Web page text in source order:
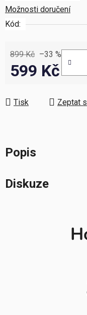
Možnosti doručení
Kód:
899 Kč –33 %
599 Kč
Tisk Zeptat
Popis
Diskuze